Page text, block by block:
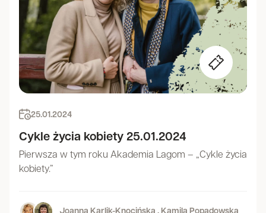
25.01.2024
Cykle życia kobiety 25.01.2024
Pierwsza w tym roku Akademia Lagom – „Cykle życia
kobiety.”